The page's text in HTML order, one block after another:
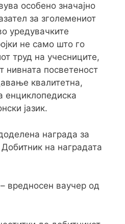
особено значајно
за зголемениот
уредувачките
не само што го
труд на учесниците,
нивната посветеност
квалитетна,
енциклопедиска
јазик.
награда за
на наградата
– вредносен ваучер од